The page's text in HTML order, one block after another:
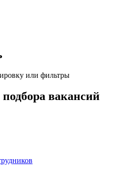
или фильтры
вакансий